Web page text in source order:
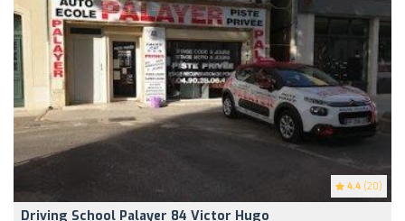
4.4 (20)
Driving School Palayer 84 Victor Hugo